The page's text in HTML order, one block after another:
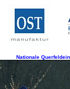
Nationale